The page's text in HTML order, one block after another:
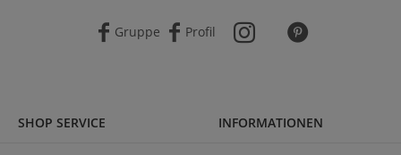
Gruppe Profil
SHOP SERVICE INFORMATIONEN